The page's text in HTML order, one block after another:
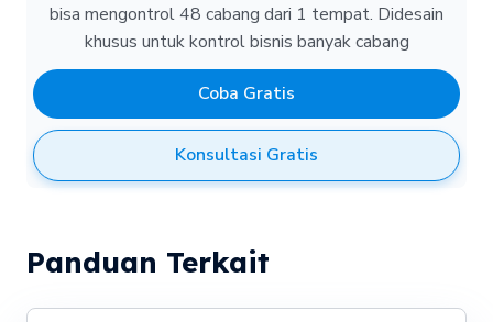
bisa mengontrol 48 cabang dari 1 tempat. Didesain
khusus untuk kontrol bisnis banyak cabang
Coba Gratis
Konsultasi Gratis
Panduan Terkait